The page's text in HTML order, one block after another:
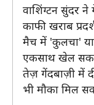
वाशिंग्टन सुंदर
काफी खराब
मैच में 'कुलचा'
एकसाथ खेल
तेज़ गेंदबाज़ी में
भी मौका मिल